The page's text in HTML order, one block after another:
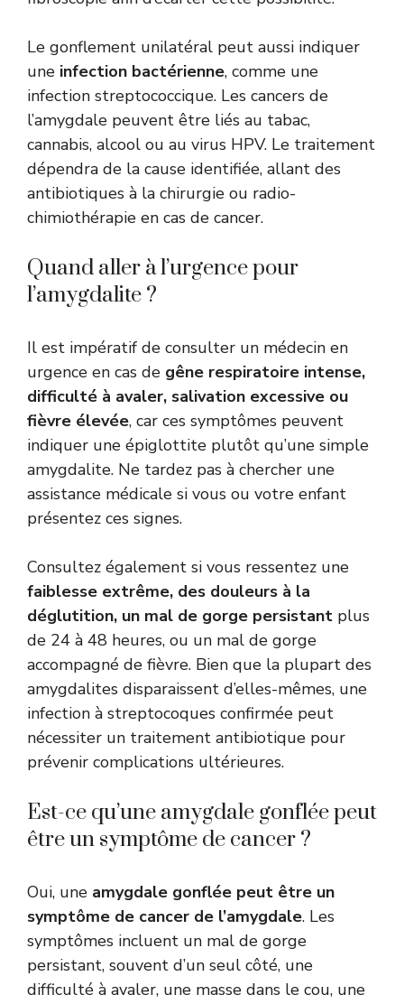
Le gonflement unilatéral peut aussi indiquer
une infection bactérienne, comme une
infection streptococcique. Les cancers de
l’amygdale peuvent être liés au tabac,
cannabis, alcool ou au virus HPV. Le traitement
dépendra de la cause identifiée, allant des
antibiotiques à la chirurgie ou radio-
chimiothérapie en cas de cancer.
Quand aller à l’urgence pour
l’amygdalite ?
Il est impératif de consulter un médecin en
urgence en cas de gêne respiratoire intense,
difficulté à avaler, salivation excessive ou
fièvre élevée, car ces symptômes peuvent
indiquer une épiglottite plutôt qu’une simple
amygdalite. Ne tardez pas à chercher une
assistance médicale si vous ou votre enfant
présentez ces signes.
Consultez également si vous ressentez une
faiblesse extrême, des douleurs à la
déglutition, un mal de gorge persistant plus
de 24 à 48 heures, ou un mal de gorge
accompagné de fièvre. Bien que la plupart des
amygdalites disparaissent d’elles-mêmes, une
infection à streptocoques confirmée peut
nécessiter un traitement antibiotique pour
prévenir complications ultérieures.
Est-ce qu’une amygdale gonflée peut
être un symptôme de cancer ?
Oui, une amygdale gonflée peut être un
symptôme de cancer de l’amygdale. Les
symptômes incluent un mal de gorge
persistant, souvent d’un seul côté, une
difficulté à avaler, une masse dans le cou, une